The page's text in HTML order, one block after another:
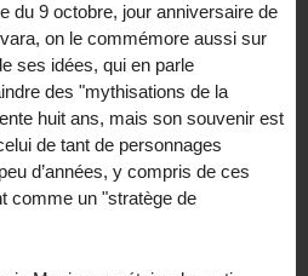
du 9 octobre, jour anniversaire de
on le commémore aussi sur
ses idées, qui en parle
des "mythisations de la
huit ans, mais son souvenir est
de tant de personnages
d’années, y compris de ces
comme un "stratège de